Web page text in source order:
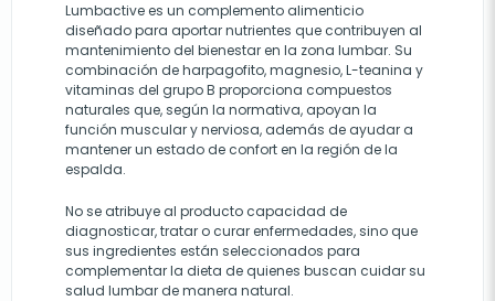
Lumbactive es un complemento alimenticio
diseñado para aportar nutrientes que contribuyen al
mantenimiento del bienestar en la zona lumbar. Su
combinación de harpagofito, magnesio, L-teanina y
vitaminas del grupo B proporciona compuestos
naturales que, según la normativa, apoyan la
función muscular y nerviosa, además de ayudar a
mantener un estado de confort en la región de la
espalda.
No se atribuye al producto capacidad de
diagnosticar, tratar o curar enfermedades, sino que
sus ingredientes están seleccionados para
complementar la dieta de quienes buscan cuidar su
salud lumbar de manera natural.